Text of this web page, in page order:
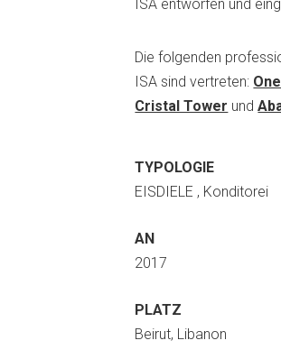
ISA entworfen und
Die folgenden
ISA sind vertreten:
Cristal Tower und
TYPOLOGIE
EISDIELE , Konditorei
AN
2017
PLATZ
Beirut, Libanon